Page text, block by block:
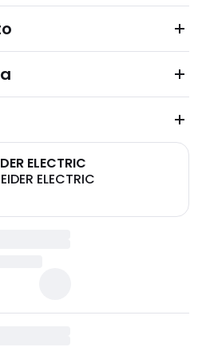
ELECTRIC
ELECTRIC